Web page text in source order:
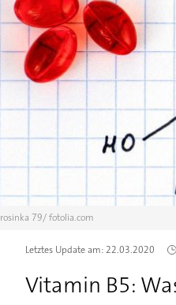
rosinka 79/fotolia.com
Letztes Update am:22.03.2020
Vitamin B5: